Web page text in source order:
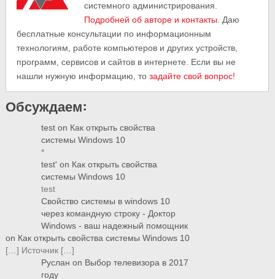
системного администрирования.
Подробней об авторе и контакты . Даю
бесплатные консультации по информационным
технологиям, работе компьютеров и других устройств,
программ, сервисов и сайтов в интернете. Если вы не
нашли нужную информацию, тозадайте свой вопрос!
Обсуждаем:
test on Как открыть свойства
системы Windows 10
*
test' on Как открыть свойства
системы Windows 10
test
Свойство системы в windows 10
через командную строку - Доктор
Windows - ваш надежный помощник
on Как открыть свойства системы Windows 10
[…] Источник […]
Руслан on Выбор телевизора в 2017
году